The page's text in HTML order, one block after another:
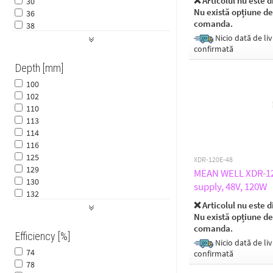
78
880
890
78
80
82
97
98
99
36
38
43
50
90
93
Depth [mm]
100
102
110
113
114
116
125
129
130
132
151
159
160
179
Efficiency [%]
74
78
Nu există opțiune
comanda.
Nicio dată de
confirmată
XDR-120E-48
MEAN WELL
supply, 48V, 120W
❌ Articolul nu este
Nu există opțiune
comanda.
Nicio dată de
confirmată